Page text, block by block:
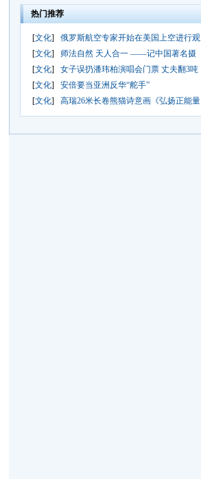
热门推荐
[文化]
俄罗斯航空专家开始在美国上空进行观
[文化]
师法自然 天人合一 ——记中国著名摄
[文化]
女子误扔潘玮柏演唱会门票 丈夫翻3吨
[文化]
安倍要当亚洲反华“舵手”
[文化] 高瑞26米长卷熊猫诗意画《弘扬正能量